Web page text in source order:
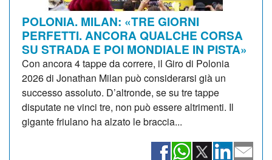
POLONIA. MILAN: «TRE GIORNI
PERFETTI. ANCORA QUALCHE CORSA
SU STRADA E POI MONDIALE IN PISTA»
Con ancora 4 tappe da correre, il Giro di Polonia
2026 di Jonathan Milan può considerarsi già un
successo assoluto. D’altronde, se su tre tappe
disputate ne vinci tre, non può essere altrimenti. Il
gigante friulano ha alzato le braccia...